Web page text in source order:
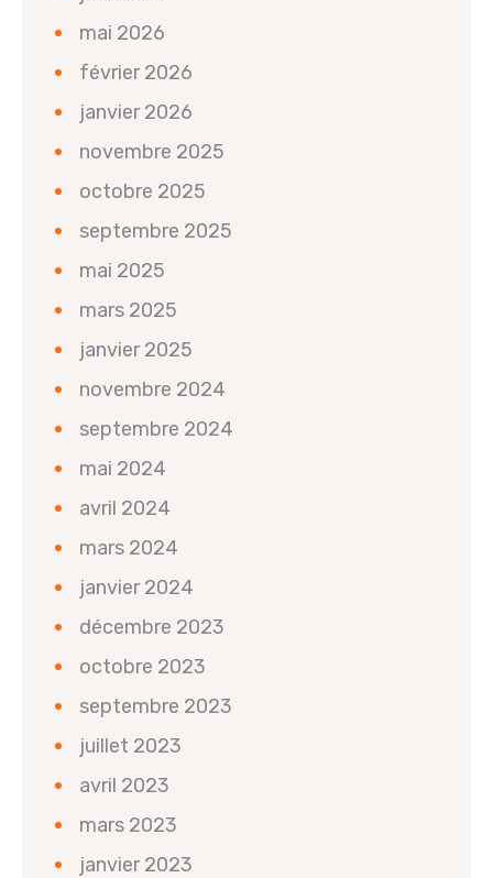
mai 2026
février 2026
janvier 2026
novembre 2025
octobre 2025
septembre 2025
mai 2025
mars 2025
janvier 2025
novembre 2024
septembre 2024
mai 2024
avril 2024
mars 2024
janvier 2024
décembre 2023
octobre 2023
septembre 2023
juillet 2023
avril 2023
mars 2023
janvier 2023